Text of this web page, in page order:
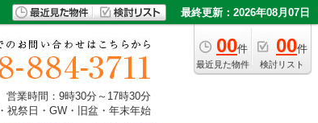
最終更新：2026年08月07日
00件
最近見た物件
00件
検討リスト
営業時間：9時30分～17時30分
祝祭日・GW・旧盆・年末年始